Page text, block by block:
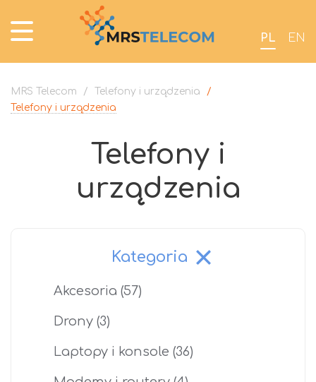
PL EN
MRS Telecom / Telefony i urządzenia
/
Telefony i urządzenia
Telefony i
urządzenia
Kategoria
Akcesoria (57)
Drony (3)
Laptopy i konsole (36)